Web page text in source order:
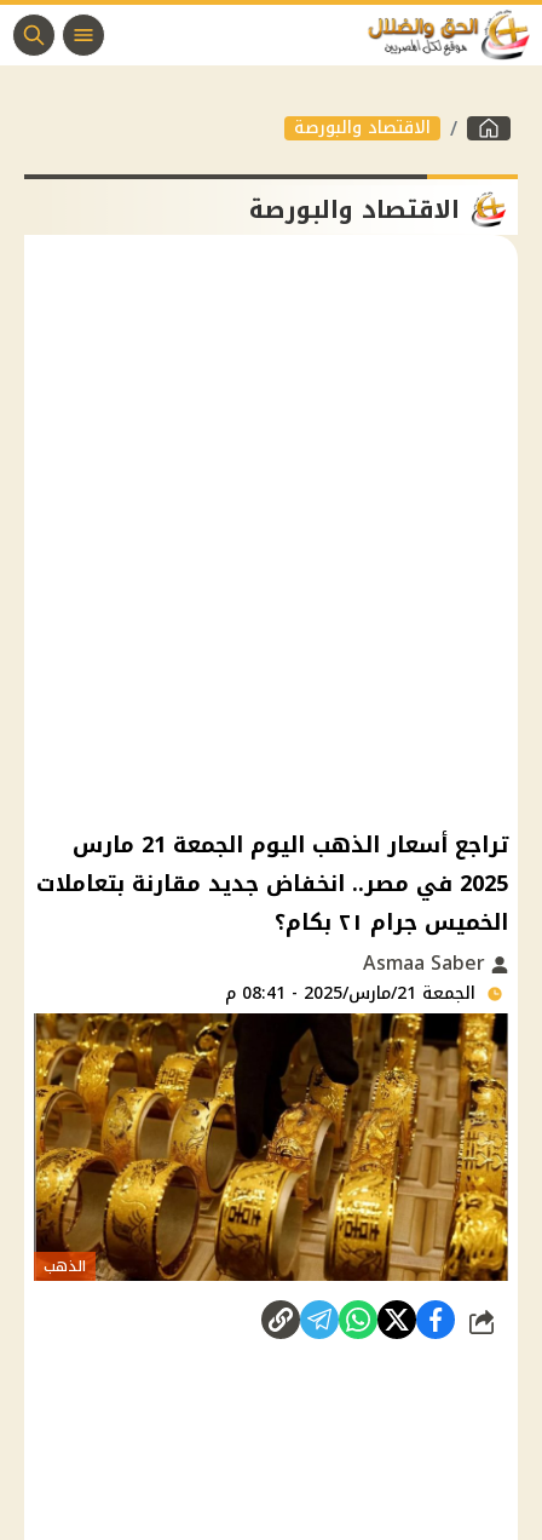
الاقتصاد والبورصة
الاقتصاد والبورصة
تراجع أسعار الذهب اليوم الجمعة 21 مارس
2025 في مصر.. انخفاض جديد مقارنة بتعاملات
الخميس جرام ٢١ بكام؟
الجمعة 21/مارس/2025 - 08:41 م
الذهب
شارك